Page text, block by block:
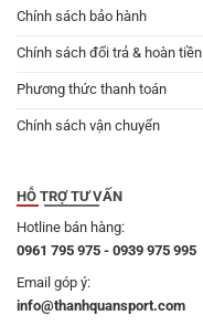
Chính sách bảo hành
Chính sách đổi trả & hoàn tiền
Phương thức thanh toán
Chính sách vận chuyển
HỖ TRỢ TƯ VẤN
Hotline bán hàng:
0961 795 975 - 0939 975 995
Email góp ý:
info@thanhquansport.com